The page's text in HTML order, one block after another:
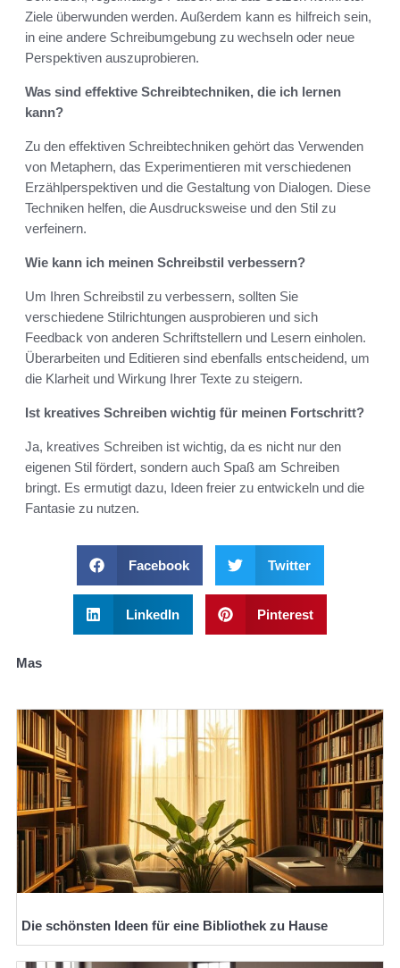
Ziele überwunden werden. Außerdem kann es hilfreich sein,
in eine andere Schreibumgebung zu wechseln oder neue
Perspektiven auszuprobieren.
Was sind effektive Schreibtechniken, die ich lernen
kann?
Zu den effektiven Schreibtechniken gehört das Verwenden
von Metaphern, das Experimentieren mit verschiedenen
Erzählperspektiven und die Gestaltung von Dialogen. Diese
Techniken helfen, die Ausdrucksweise und den Stil zu
verfeinern.
Wie kann ich meinen Schreibstil verbessern?
Um Ihren Schreibstil zu verbessern, sollten Sie
verschiedene Stilrichtungen ausprobieren und sich
Feedback von anderen Schriftstellern und Lesern einholen.
Überarbeiten und Editieren sind ebenfalls entscheidend, um
die Klarheit und Wirkung Ihrer Texte zu steigern.
Ist kreatives Schreiben wichtig für meinen Fortschritt?
Ja, kreatives Schreiben ist wichtig, da es nicht nur den
eigenen Stil fördert, sondern auch Spaß am Schreiben
bringt. Es ermutigt dazu, Ideen freier zu entwickeln und die
Fantasie zu nutzen.
Facebook Twitter
LinkedIn Pinterest
Mas
Die schönsten Ideen für eine Bibliothek zu Hause